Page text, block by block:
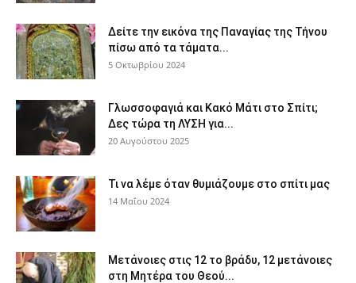
Δείτε την εικόνα της Παναγίας της Τήνου
πίσω από τα τάματα...
5 Οκτωβρίου 2024
Γλωσσοφαγιά και Κακό Μάτι στο Σπίτι;
Δες τώρα τη ΛΥΣΗ για...
20 Αυγούστου 2025
Τι να λέμε όταν θυμιάζουμε στο σπίτι μας
14 Μαΐου 2024
Μετάνοιες στις 12 το βράδυ, 12 μετάνοιες
στη Μητέρα του Θεού...